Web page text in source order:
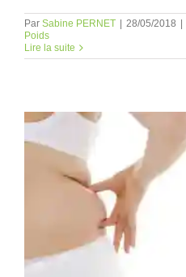
Par Sabine PERNET 28/05/2018
Poids
Lire la suite